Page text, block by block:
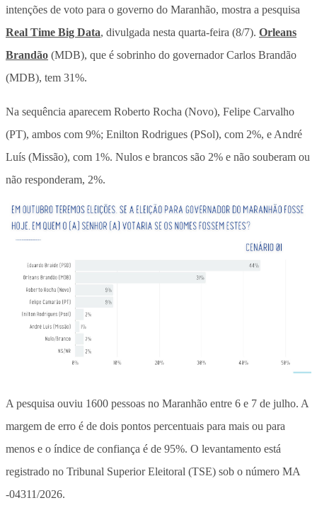
intenções de voto para o governo do Maranhão, mostra a pesquisa
Real Time Big Data, divulgada nesta quarta-feira (8/7). Orleans
Brandão (MDB), que é sobrinho do governador Carlos Brandão
(MDB), tem 31%.
Na sequência aparecem Roberto Rocha (Novo), Felipe Carvalho
(PT), ambos com 9%; Enilton Rodrigues (PSol), com 2%, e André
Luís (Missão), com 1%. Nulos e brancos são 2% e não souberam ou
não responderam, 2%.
A pesquisa ouviu 1600 pessoas no Maranhão entre 6 e 7 de julho. A
margem de erro é de dois pontos percentuais para mais ou para
menos e o índice de confiança é de 95%. O levantamento está
registrado no Tribunal Superior Eleitoral (TSE) sob o número MA
-04311/2026.